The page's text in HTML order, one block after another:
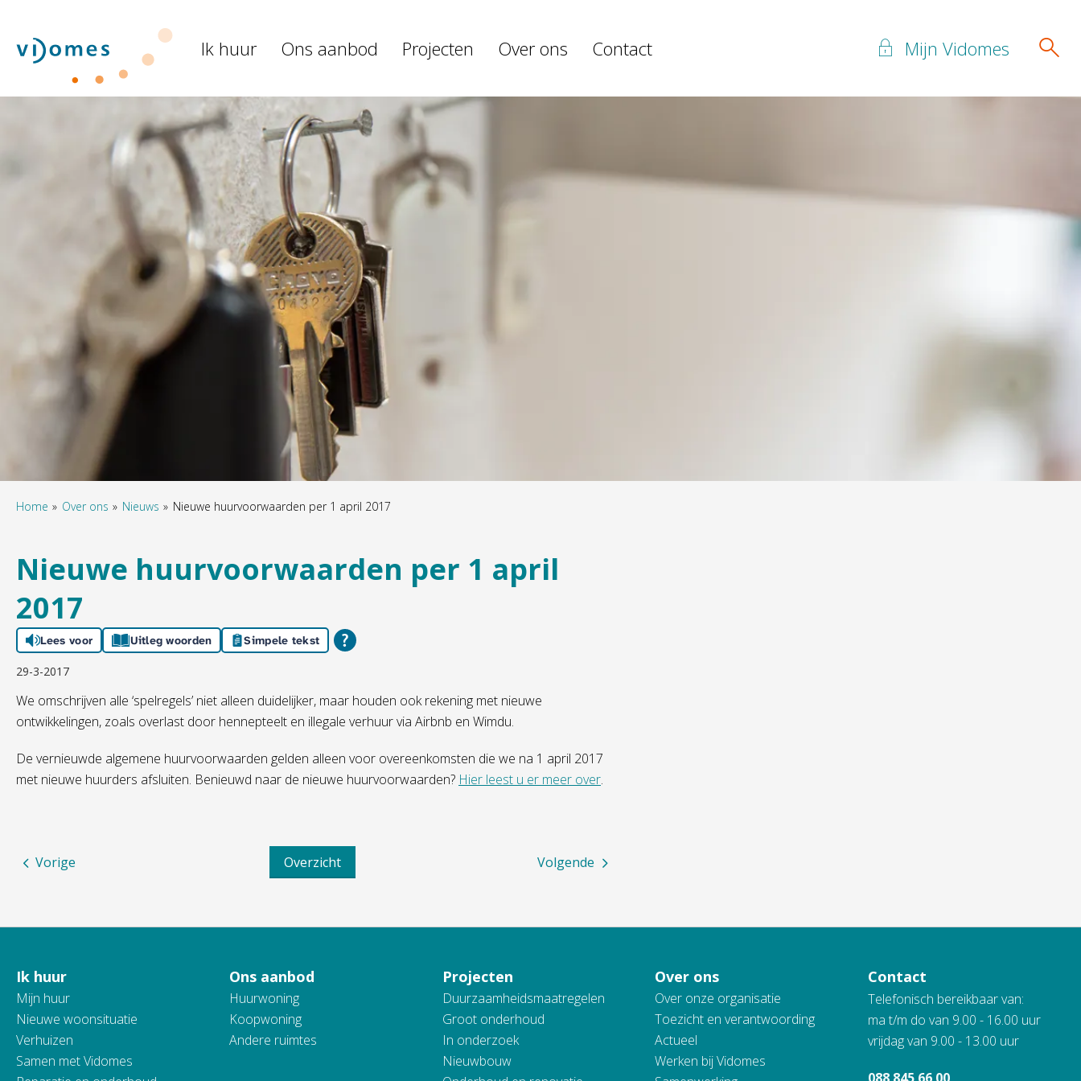
Naar hoofdnavigatiemenu
Naar de homepage Ik huur Ons aanbod Projecten Over ons Contact Mijn Vidomes
Home Over ons Nieuws Nieuwe huurvoorwaarden per 1 april 2017
Nieuwe huurvoorwaarden per 1 april
2017
Lees voor Uitleg woorden Simpele tekst
29-3-2017
We omschrijven alle ‘spelregels’ niet alleen duidelijker, maar houden ook rekening met nieuwe
ontwikkelingen, zoals overlast door hennepteelt en illegale verhuur via Airbnb en Wimdu.
De vernieuwde algemene huurvoorwaarden gelden alleen voor overeenkomsten die we na 1 april 2017
met nieuwe huurders afsluiten. Benieuwd naar de nieuwe huurvoorwaarden? Hier leest u er meer over.
Volgende
Overzicht
Vorige
Contactinformatie
Ik huur
Mijn huur
Nieuwe woonsituatie
Verhuizen
Samen met Vidomes
Ons aanbod
Huurwoning
Koopwoning
Andere ruimtes
Projecten
Duurzaamheidsmaatregelen
Groot onderhoud
In onderzoek
Nieuwbouw
Over ons
Over onze organisatie
Toezicht en verantwoording
Actueel
Werken bij Vidomes
Contact
Telefonisch bereikbaar van:
ma t/m do van 9.00 - 16.00 uur
vrijdag van 9.00 - 13.00 uur